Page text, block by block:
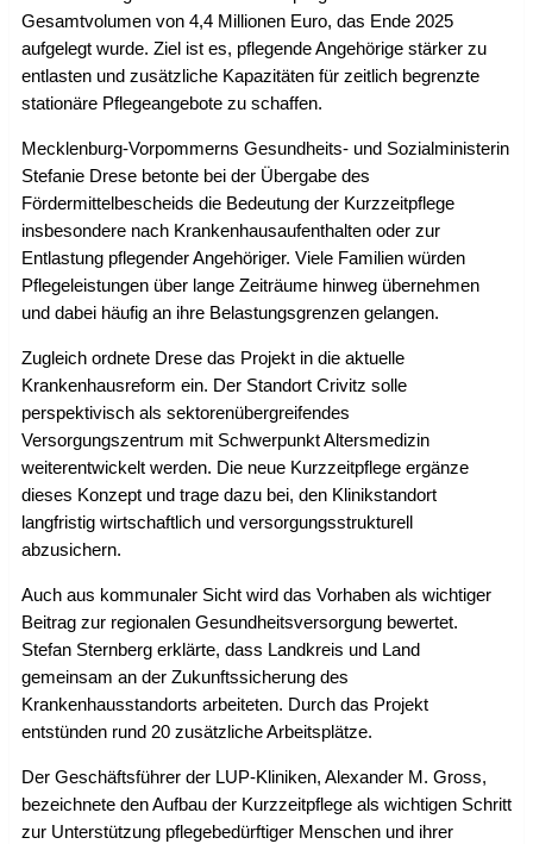
Gesamtvolumen von 4,4 Millionen Euro, das Ende 2025
aufgelegt wurde. Ziel ist es, pflegende Angehörige stärker zu
entlasten und zusätzliche Kapazitäten für zeitlich begrenzte
stationäre Pflegeangebote zu schaffen.
Mecklenburg-Vorpommerns Gesundheits- und Sozialministerin
Stefanie Drese betonte bei der Übergabe des
Fördermittelbescheids die Bedeutung der Kurzzeitpflege
insbesondere nach Krankenhausaufenthalten oder zur
Entlastung pflegender Angehöriger. Viele Familien würden
Pflegeleistungen über lange Zeiträume hinweg übernehmen
und dabei häufig an ihre Belastungsgrenzen gelangen.
Zugleich ordnete Drese das Projekt in die aktuelle
Krankenhausreform ein. Der Standort Crivitz solle
perspektivisch als sektorenübergreifendes
Versorgungszentrum mit Schwerpunkt Altersmedizin
weiterentwickelt werden. Die neue Kurzzeitpflege ergänze
dieses Konzept und trage dazu bei, den Klinikstandort
langfristig wirtschaftlich und versorgungsstrukturell
abzusichern.
Auch aus kommunaler Sicht wird das Vorhaben als wichtiger
Beitrag zur regionalen Gesundheitsversorgung bewertet.
Stefan Sternberg erklärte, dass Landkreis und Land
gemeinsam an der Zukunftssicherung des
Krankenhausstandorts arbeiteten. Durch das Projekt
entstünden rund 20 zusätzliche Arbeitsplätze.
Der Geschäftsführer der LUP-Kliniken, Alexander M. Gross,
bezeichnete den Aufbau der Kurzzeitpflege als wichtigen Schritt
zur Unterstützung pflegebedürftiger Menschen und ihrer